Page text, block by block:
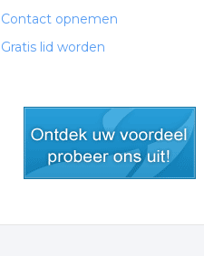
Contact opnemen
Gratis lid worden